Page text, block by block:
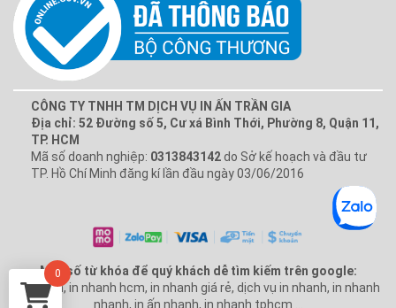
CÔNG TY TNHH TM DỊCH VỤ IN ẤN TRẦN GIA
Địa chỉ: 52 Đường số 5, Cư xá Bình Thới, Phường 8, Quận 11,
TP. HCM
Mã số doanh nghiệp: 0313843142 do Sở kế hoạch và đầu tư
TP. Hồ Chí Minh đăng kí lần đầu ngày 03/06/2016
Một số từ khóa để quý khách dễ tìm kiếm trên google:
In nhanh, in nhanh hcm, in nhanh giá rẻ, dịch vụ in nhanh, in nhanh
nhanh, in ấn nhanh, in nhanh tphcm ...
0